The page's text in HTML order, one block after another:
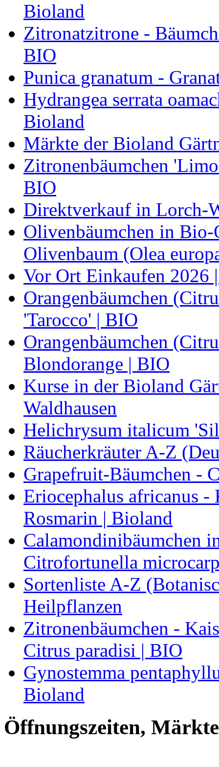
Bioland
Zitronatzitrone -
BIO
Punica granatum -
Hydrangea serrata
Bioland
Märkte der Bioland
Zitronenbäumchen
BIO
Direktverkauf in Lorch-
Olivenbäumchen in Bio-
Olivenbaum (Olea
Vor Ort Einkaufen 2026
Orangenbäumchen
'Tarocco' | BIO
Orangenbäumchen
Blondorange | BIO
Kurse in der Bioland
Waldhausen
Helichrysum italicum
Räucherkräuter A-Z
Grapefruit-Bäumchen -
Eriocephalus africanus
Rosmarin | Bioland
Calamondinibäumchen
Citrofortunella
Sortenliste A-Z
Heilpflanzen
Zitronenbäumchen -
Citrus paradisi | BIO
Gynostemma
Bioland
Öffnungszeiten,